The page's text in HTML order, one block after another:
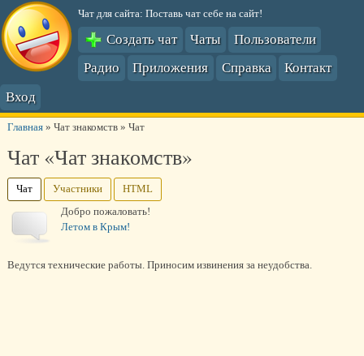
Чат для сайта: Поставь чат себе на сайт!
Создать чат Чаты
Пользователи
Радио
Приложения Справка
Контакт
Вход
Главная» Чат знакомств» Чат
Чат «Чат знакомств»
Чат Участники
HTML
Добро пожаловать!
Летом в Крым!